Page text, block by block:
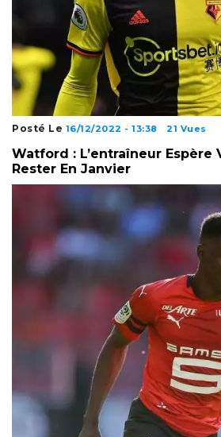
Posté Le 16/12/2022 - 13:38 21 Vues
Watford : L’entraîneur Espère
Rester En Janvier